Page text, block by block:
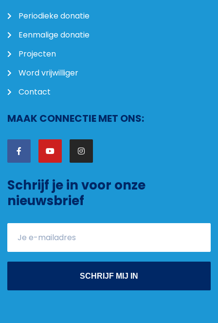
Periodieke donatie
Eenmalige donatie
Projecten
Word vrijwilliger
Contact
MAAK CONNECTIE MET ONS:
Schrijf je in voor onze
nieuwsbrief
SCHRIJF MIJ IN